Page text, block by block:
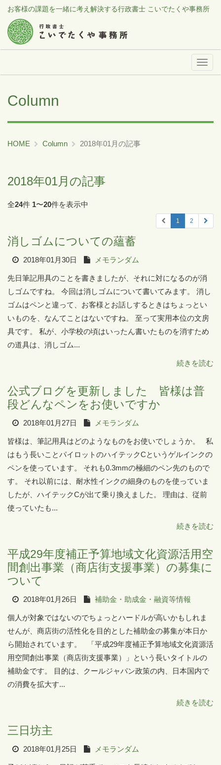
お客様の課題を一緒に考え解決する行政書士 こいでたくや事務所
メ
Column
HOME Column 2018年01月の記事
2018年01月の記事
全24件 1〜20件を表示中
1 2
消しゴムについての蘊蓄
2018年01月30日 メモランダム
先日筆記用具のことを書きましたが、それに対になるのが消
しゴムですね。 今回は消しゴムについて書いてみます。 消し
ゴムはペンと違って、お客様とお話しするときはちょっとい
いものを、なんてことはないですね。 至って実用本位の文房
具です。 私が、小学校の頃はいったん書いたものを消すため
の道具は、消しゴム...
続きを読む
公式ブログを更新しました 皆様は普
段どんなペンをお使いですか
2018年01月27日 メモランダム
皆様は、筆記用具はどのようなものをお使いでしょうか。 私
はもう長いことパイロットのハイテックCというゲルインクの
ペンを使っています。 それも0.3mmの極細のペン先のもので
す。 それ以前には、耐水性インクの細身のものを使っていま
したが、ハイテックCが出て乗り換えました。 理由は、従前
使っていたも...
続きを読む
平成29年度補正予算地域文化資源活用空
間創出事業（商店街支援事業）の募集に
ついて
2018年01月26日 補助金・助成金・融資等情報
個人が対象ではないのでちょっとハードルが高いかもしれま
せんが、商店街の活性化を目的とした補助金の募集が本日か
ら開始されています。 「平成29年度補正予算地域文化資源活
用空間創出事業（商店街支援事業）」という長いタイトルの
補助金です。 目的は、クールジャパン政策の内、日本国内で
の消費を拡大す...
続きを読む
三日坊主
2018年01月25日 メモランダム